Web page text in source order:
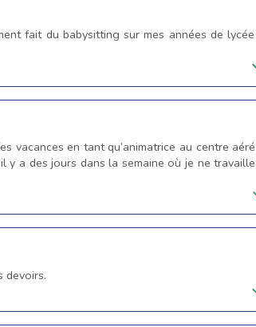
fait du babysitting sur mes années de lycée
vacances en tant qu’animatrice au centre aéré
y a des jours dans la semaine où je ne travaille
devoirs.